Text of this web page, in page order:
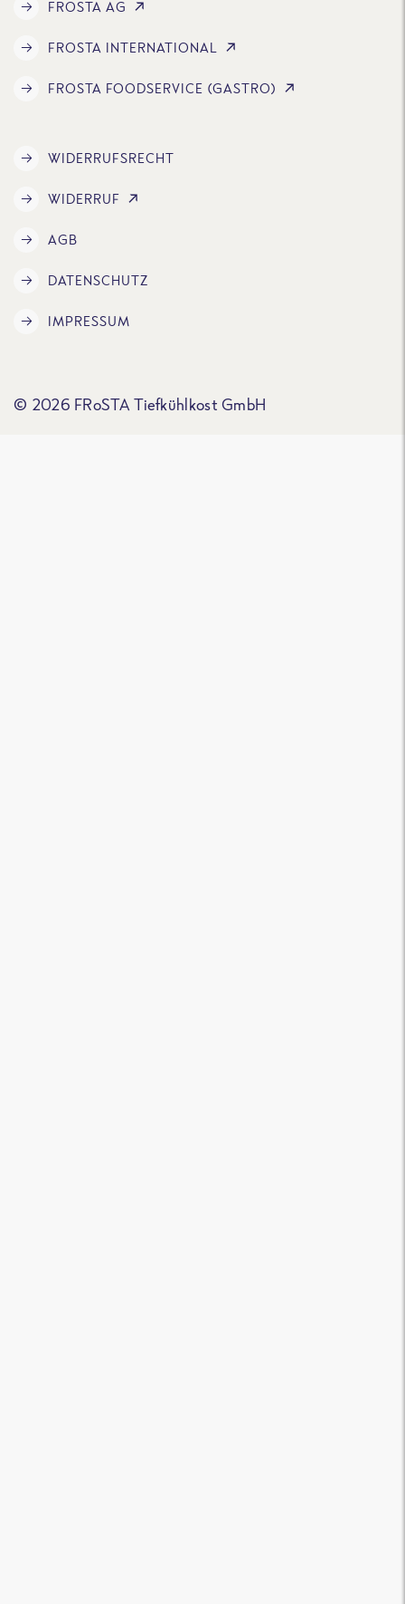
FROSTA AG
FROSTA INTERNATIONAL
FROSTA FOODSERVICE (GASTRO)
WIDERRUFSRECHT
WIDERRUF
AGB
DATENSCHUTZ
IMPRESSUM
© 2026 FRoSTA Tiefkühlkost GmbH